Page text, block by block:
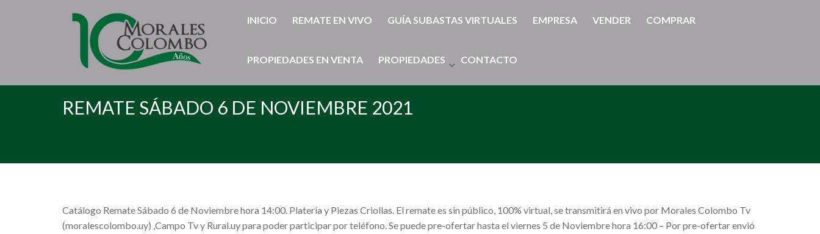
INICIO REMATE EN VIVO GUÍA SUBASTAS VIRTUALES EMPRESA VENDER COMPRAR
PROPIEDADES EN VENTA PROPIEDADES CONTACTO
REMATE SÁBADO 6 DE NOVIEMBRE 2021
Catálogo Remate Sábado 6 de Noviembre hora 14:00. Platería y Piezas Criollas. El remate es sin público, 100% virtual, se transmitirá en vivo por Morales Colombo Tv
(moralescolombo.uy) ,Campo Tv y Rural.uy para poder participar por teléfono. Se puede pre-ofertar hasta el viernes 5 de Noviembre hora 16:00 – Por pre-ofertar envió